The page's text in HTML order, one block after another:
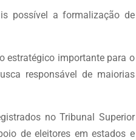
possível a formalização de
estratégico importante para o
responsável de maiorias
no Tribunal Superior
de eleitores em estados e